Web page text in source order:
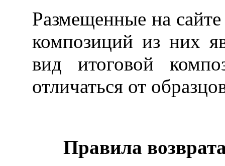
Размещенные на
композиций из них
вид итоговой
отличаться от
Правила